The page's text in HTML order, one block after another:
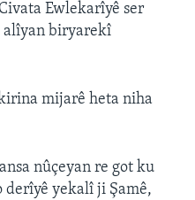
Ewlekarîyê ser
alîyan biryarekî
mijarê heta niha
nûçeyan re got ku
derîyê yekalî ji Şamê,